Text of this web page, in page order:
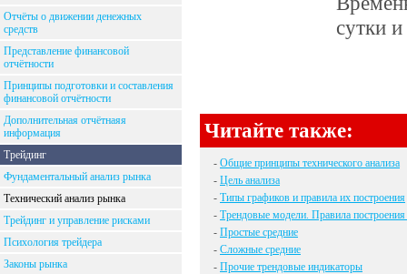
Отчёты о движении денежных
средств
Представление финансовой
отчётности
Принципы подготовки и составления
финансовой отчётности
Дополнительная отчётнаяя
информация
Трейдинг
Фундаментальный анализ рынка
Технический анализ рынка
Трейдинг и управление рисками
Психология трейдера
Законы рынка
сутки
Читайте также:
- Общие принципы технического анализа
- Цель анализа
- Типы графиков и правила их построения
- Трендовые модели. Правила
- Простые средние
- Сложные средние
- Прочие трендовые индикаторы